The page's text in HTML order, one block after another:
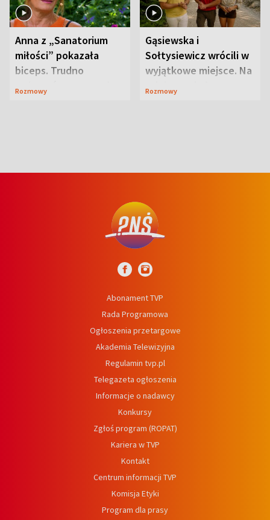
Anna z „Sanatorium
miłości” pokazała
biceps. Trudno
uwierzyć, co przeszła
Rozmowy
Gąsiewska i
Sołtysiewicz wrócili w
wyjątkowe miejsce. Na
szlaku czekał
Rozmowy
Abonament TVP
Rada Programowa
Ogłoszenia przetargowe
Akademia Telewizyjna
Regulamin tvp.pl
Telegazeta ogłoszenia
Informacje o nadawcy
Konkursy
Zgłoś program (ROPAT)
Kariera w TVP
Kontakt
Centrum informacji TVP
Komisja Etyki
Program dla prasy